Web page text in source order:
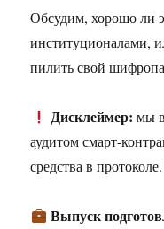
Обсудим, хорошо ли
институционалами,
пилить свой
Дисклеймер: мы
аудитом смарт-
средства в протоколе.
Выпуск